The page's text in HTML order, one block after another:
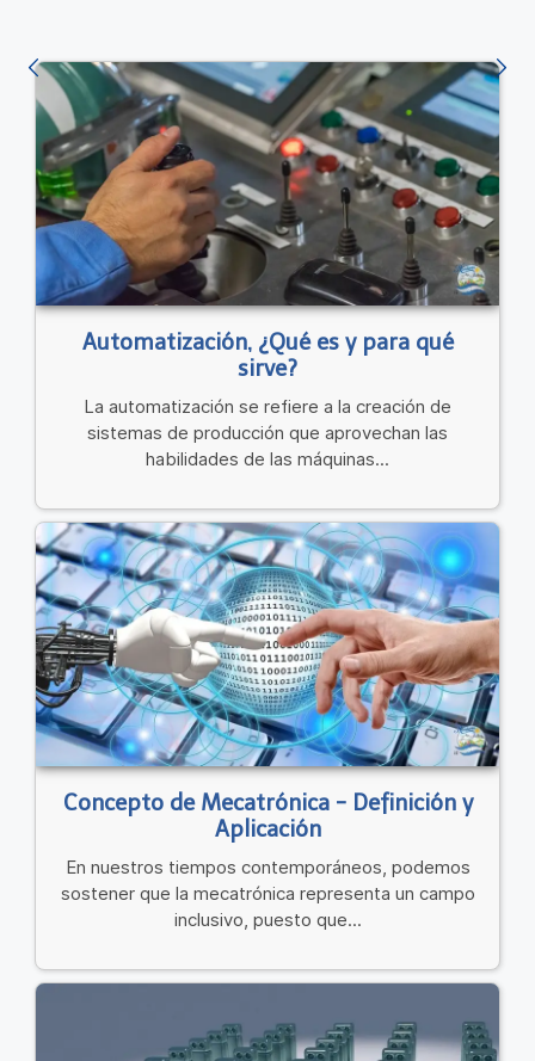
Automatización, ¿Qué es y para qué
sirve?
La automatización se refiere a la creación de
sistemas de producción que aprovechan las
habilidades de las máquinas...
Concepto de Mecatrónica - Definición y
Aplicación
En nuestros tiempos contemporáneos, podemos
sostener que la mecatrónica representa un campo
inclusivo, puesto que...